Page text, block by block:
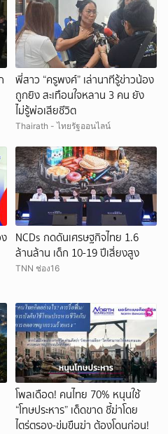
พี่สาว “ครูพงศ์” เล่านาทีรู้ข่าวน้อง
ถูกยิง สะเทือนใจหลาน 3 คน ยัง
ไม่รู้พ่อเสียชีวิต
Thairath - ไทยรัฐออนไลน์
NCDs กดดันเศรษฐกิจไทย 1.6
ล้านล้าน เด็ก 10-19 ปีเสี่ยงสูง
TNN ช่อง16
โพลเดือด! คนไทย 70% หนุนใช้
“โทษประหาร” เด็ดขาด ชี้ฆ่าโดย
ไตร่ตรอง-ข่มขืนฆ่า ต้องโดนก่อน!